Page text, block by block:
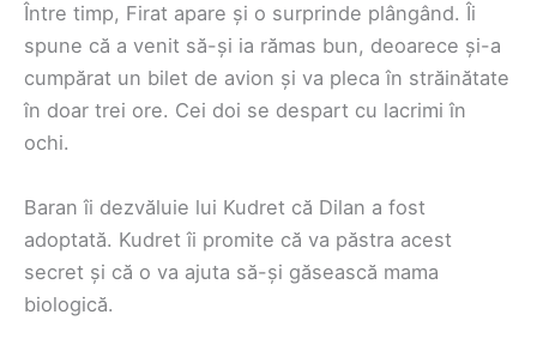
Între timp, Firat apare și o surprinde plângând. Îi
spune că a venit să-și ia rămas bun, deoarece și-a
cumpărat un bilet de avion și va pleca în străinătate
în doar trei ore. Cei doi se despart cu lacrimi în
ochi.
Baran îi dezvăluie lui Kudret că Dilan a fost
adoptată. Kudret îi promite că va păstra acest
secret și că o va ajuta să-și găsească mama
biologică.